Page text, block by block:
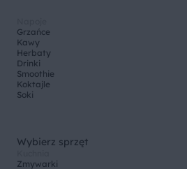
Grzańce
Kawy
Herbaty
Drinki
Smoothie
Koktajle
Soki
Wybierz sprzęt
Zmywarki